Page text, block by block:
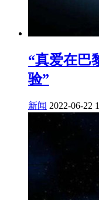
“真爱在巴
验”
新闻 2022-06-22